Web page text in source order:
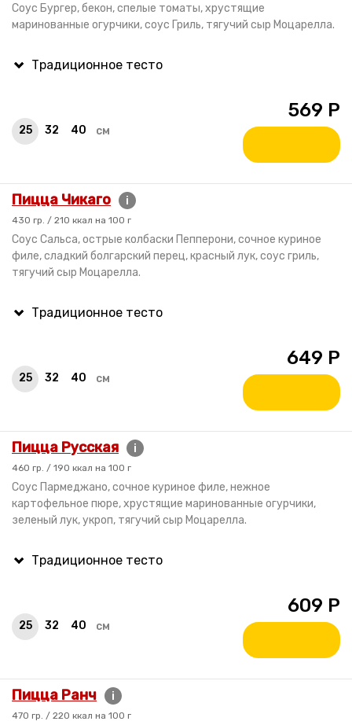
Соус Бургер, бекон, спелые томаты, хрустящие
маринованные огурчики, соус Гриль, тягучий сыр Моцарелла.
25 32 40 см
569 Р
Пицца Чикаго i
430 гр. / 210 ккал на 100 г
Соус Сальса, острые колбаски Пепперони, сочное куриное
филе, сладкий болгарский перец, красный лук, соус гриль,
тягучий сыр Моцарелла.
25 32 40 см
649 Р
Пицца Русская i
460 гр. / 190 ккал на 100 г
Соус Пармеджано, сочное куриное филе, нежное
картофельное пюре, хрустящие маринованные огурчики,
зеленый лук, укроп, тягучий сыр Моцарелла.
25 32 40 см
609 Р
Пицца Ранч i
470 гр. / 220 ккал на 100 г